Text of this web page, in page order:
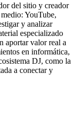
del sitio y creador
YouTube,
y analizar
especializado
aportar valor real a
en informática,
DJ, como la
a conectar y